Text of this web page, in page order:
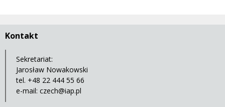
Kontakt
Sekretariat:
Jarosław Nowakowski
tel. +48 22 444 55 66
e-mail: czech@iap.pl